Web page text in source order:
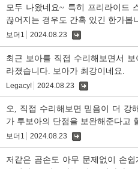
모두 나왔네요~ 특히 프리라이드
끊어지는 경우도 간혹 있긴 한가봅
보더1 2024.08.23
최근 보아를 직접 수리해보면서
라졌습니다. 보아가 최강이네요.
Legacy! 2024.08.23
글
오, 직접 수리해보면 믿음이 더 강
가 투보아의 단점을 보완해준다고
보더1 2024.08.23
저같은 곰손도 아무 문제없이 손